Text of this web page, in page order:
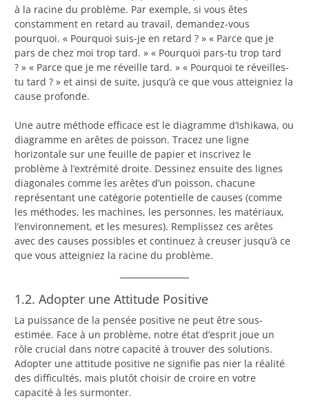
à la racine du problème. Par exemple, si vous êtes
constamment en retard au travail, demandez-vous
pourquoi. « Pourquoi suis-je en retard ? » « Parce que je
pars de chez moi trop tard. » « Pourquoi pars-tu trop tard
? » « Parce que je me réveille tard. » « Pourquoi te réveilles-
tu tard ? » et ainsi de suite, jusqu’à ce que vous atteigniez la
cause profonde.
Une autre méthode efficace est le diagramme d’Ishikawa, ou
diagramme en arêtes de poisson. Tracez une ligne
horizontale sur une feuille de papier et inscrivez le
problème à l’extrémité droite. Dessinez ensuite des lignes
diagonales comme les arêtes d’un poisson, chacune
représentant une catégorie potentielle de causes (comme
les méthodes, les machines, les personnes, les matériaux,
l’environnement, et les mesures). Remplissez ces arêtes
avec des causes possibles et continuez à creuser jusqu’à ce
que vous atteigniez la racine du problème.
1.2. Adopter une Attitude Positive
La puissance de la pensée positive ne peut être sous-
estimée. Face à un problème, notre état d’esprit joue un
rôle crucial dans notre capacité à trouver des solutions.
Adopter une attitude positive ne signifie pas nier la réalité
des difficultés, mais plutôt choisir de croire en votre
capacité à les surmonter.